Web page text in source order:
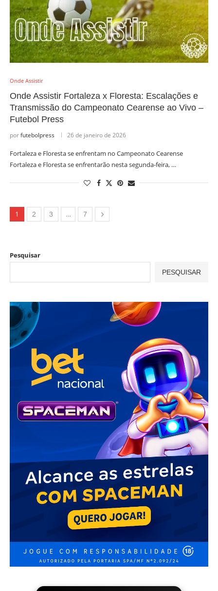
Onde Assistir
Onde Assistir Fortaleza x Floresta: Escalações e
Transmissão do Campeonato Cearense ao Vivo –
Futebol Press
porfutebolpress 26 de janeiro de 2026
Fortaleza e Floresta se enfrentam no Campeonato Cearense
Fortaleza e Floresta se enfrentarão nesta segunda-feira, …
1 2 3 … 7
Pesquisar
PESQUISAR